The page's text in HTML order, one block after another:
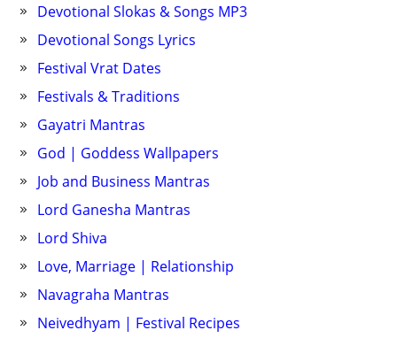
Devotional Slokas & Songs MP3
Devotional Songs Lyrics
Festival Vrat Dates
Festivals & Traditions
Gayatri Mantras
God | Goddess Wallpapers
Job and Business Mantras
Lord Ganesha Mantras
Lord Shiva
Love, Marriage | Relationship
Navagraha Mantras
Neivedhyam | Festival Recipes